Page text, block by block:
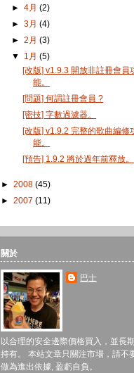
► 4月 (2)
► 3月 (4)
► 2月 (3)
▼ 1月 (5)
[改版] v1.9.3 開放非註冊會員
能。
[問題] 何謂註冊會員 ?
[密技] 字數過濾器。
[改版] v1.9.2 完整的歌曲編修
能。
[預告] 1.9.2 將於過年前釋放。
► 2008 (45)
► 2007 (11)
關於
巴士
以合理的安全邊際價格買入，並長期
持有。 本站文章只關注市場，請不
做為進出依據, 盈虧自負。